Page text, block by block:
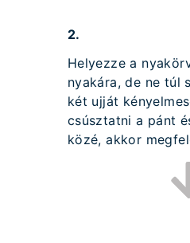
2.
Helyezze a
nyakára, de ne túl
két ujját
csúsztatni a pánt
közé, akkor